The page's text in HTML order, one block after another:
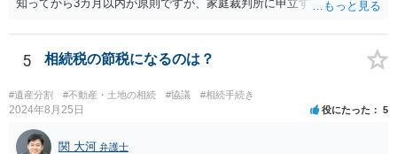
知ってから3カ月以内が原則ですが、家庭裁判所に申立すれば3カ月の
放棄するかどうか決めることができます。 銀行やサラ金が数年も放置
することはありませんので、数年後に借金が発見される可能性はほぼ
ありません。 なお、私が扱った相続放棄を検討していた案件で、期間
伸長して調査したところ、サラ金に対する過払金など相当な財産が見
つかったため相続したという事例がありました。
5 相続税の節税になるのは？
#遺産分割 #不動産・土地の相続 #協議 #相続手続き
2024年8月25日 役にたった 5
関 大河 弁護士